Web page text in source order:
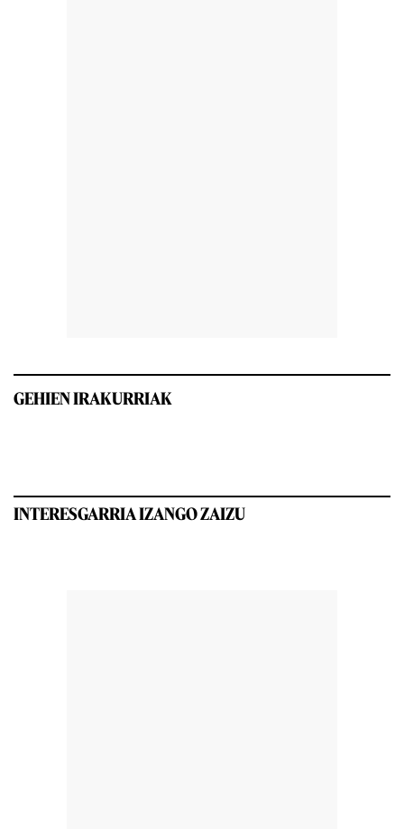
GEHIEN IRAKURRIAK
INTERESGARRIA IZANGO ZAIZU